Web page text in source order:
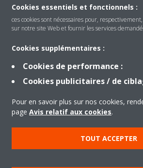
Produits
Solutions
Cookies essentiels et fonctionnels :
ces cookies sont nécessaires pour,
sur notre site Web et fournir les services
Cookies supplémentaires :
Cookies de performance :
Cookies publicitaires / de
Pour en savoir plus sur nos cookies,
page Avis relatif aux cookies.
TOUT ACCEPTER